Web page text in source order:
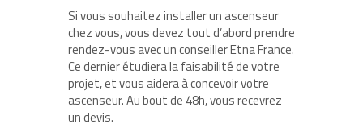
Si vous souhaitez installer un ascenseur
chez vous, vous devez tout d’abord prendre
rendez-vous avec un conseiller Etna France.
Ce dernier étudiera la faisabilité de votre
projet, et vous aidera à concevoir votre
ascenseur. Au bout de 48h, vous recevrez
un devis.